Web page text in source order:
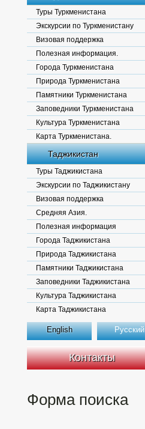
Туры Туркменистана
Экскурсии по Туркменистану
Визовая поддержка
Полезная информация.
Города Туркменистана
Природа Туркменистана
Памятники Туркменистана
Заповедники Туркменистана
Культура Туркменистана
Карта Туркменистана.
Таджикистан
Туры Таджикистана
Экскурсии по Таджикистану
Визовая поддержка
Средняя Азия.
Полезная информация
Города Таджикистана
Природа Таджикистана
Памятники Таджикистана
Заповедники Таджикистана
Культура Таджикистана
Карта Таджикистана
English Русский
Контакты
Форма поиска